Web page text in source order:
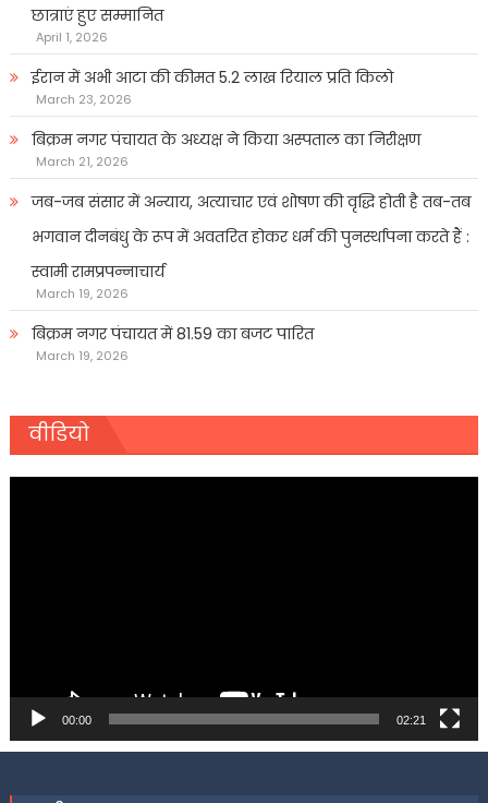
छात्राएं हुए सम्मानित
April 1, 2026
ईरान में अभी आटा की कीमत 5.2 लाख रियाल प्रति किलो
March 23, 2026
बिक्रम नगर पंचायत के अध्यक्ष ने किया अस्पताल का निरीक्षण
March 21, 2026
जब-जब संसार में अन्याय, अत्याचार एवं शोषण की वृद्धि होती है तब-तब
भगवान दीनबंधु के रूप में अवतरित होकर धर्म की पुनर्स्थापना करते हैं :
स्वामी रामप्रपन्नाचार्य
March 19, 2026
बिक्रम नगर पंचायत में 81.59 का बजट पारित
March 19, 2026
वीडियो
00:00 02:21